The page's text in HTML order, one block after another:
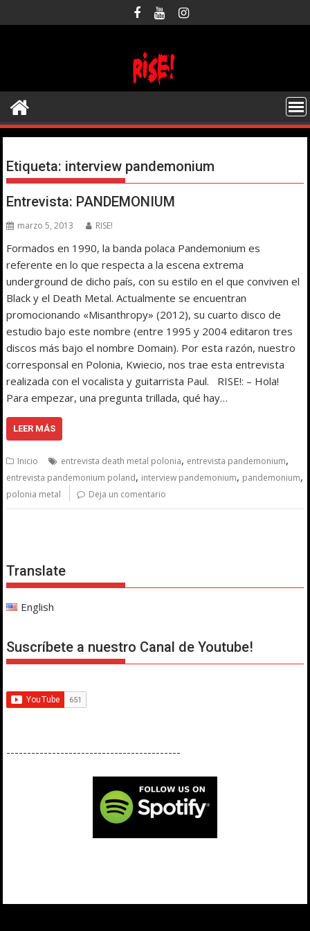
al
Etiqueta: interview pandemonium
Entrevista: PANDEMONIUM
marzo 5, 2013 RISE!
Formados en 1990, la banda polaca Pandemonium es
referente en lo que respecta a la escena extrema
underground de dicho país, con su estilo en el que conviven el
Black y el Death Metal. Actualmente se encuentran
promocionando «Misanthropy» (2012), su cuarto disco de
estudio bajo este nombre (entre 1995 y 2004 editaron tres
discos más bajo el nombre Domain). Por esta razón, nuestro
corresponsal en Polonia, Kwiecio, nos trae esta entrevista
realizada con el vocalista y guitarrista Paul. RISE!: – Hola!
Para empezar, una pregunta trillada, qué hay…
LEER MÁS
Inicio entrevista death metal polonia, entrevista pandemonium,
entrevista pandemonium poland, interview pandemonium, pandemonium,
polonia metal Deja un comentario
Translate
English
Suscríbete a nuestro Canal de Youtube!
------------------------------------------